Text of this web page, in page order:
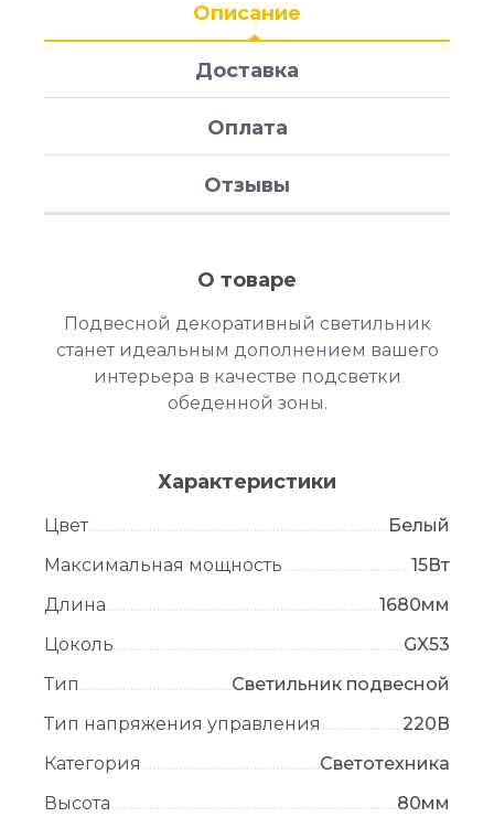
Описание
Доставка
Оплата
Отзывы
О товаре
Подвесной декоративный светильник
станет идеальным дополнением вашего
интерьера в качестве подсветки
обеденной зоны.
Характеристики
Цвет
Белый
Максимальная мощность
15Вт
Длина
1680мм
Цоколь
GX53
Тип
Светильник подвесной
Тип напряжения управления
220В
Категория
Светотехника
Высота
80мм